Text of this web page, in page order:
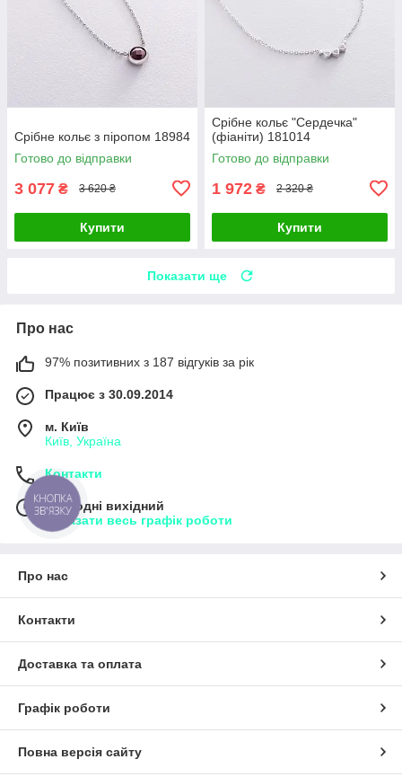
Срібне кольє з піропом 18984
Готово до відправки
3 077 ₴ 3 620 ₴
Купити
Срібне кольє "Сердечка"
(фіаніти) 181014
Готово до відправки
1 972 ₴ 2 320 ₴
Купити
Показати ще
Про нас
97% позитивних з 187 відгуків за рік
Працює з 30.09.2014
м. Київ
Київ, Україна
Контакти
Сьогодні вихідний
Показати весь графік роботи
Про нас
Контакти
Доставка та оплата
Графік роботи
Повна версія сайту
КНОПКА
ЗВ'ЯЗКУ